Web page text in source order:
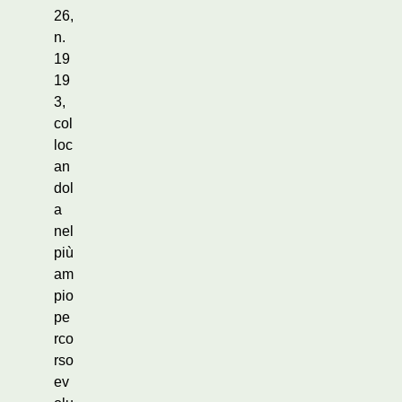
26,
n.
19
19
3,
col
loc
an
dol
a
nel
più
am
pio
pe
rco
rso
ev